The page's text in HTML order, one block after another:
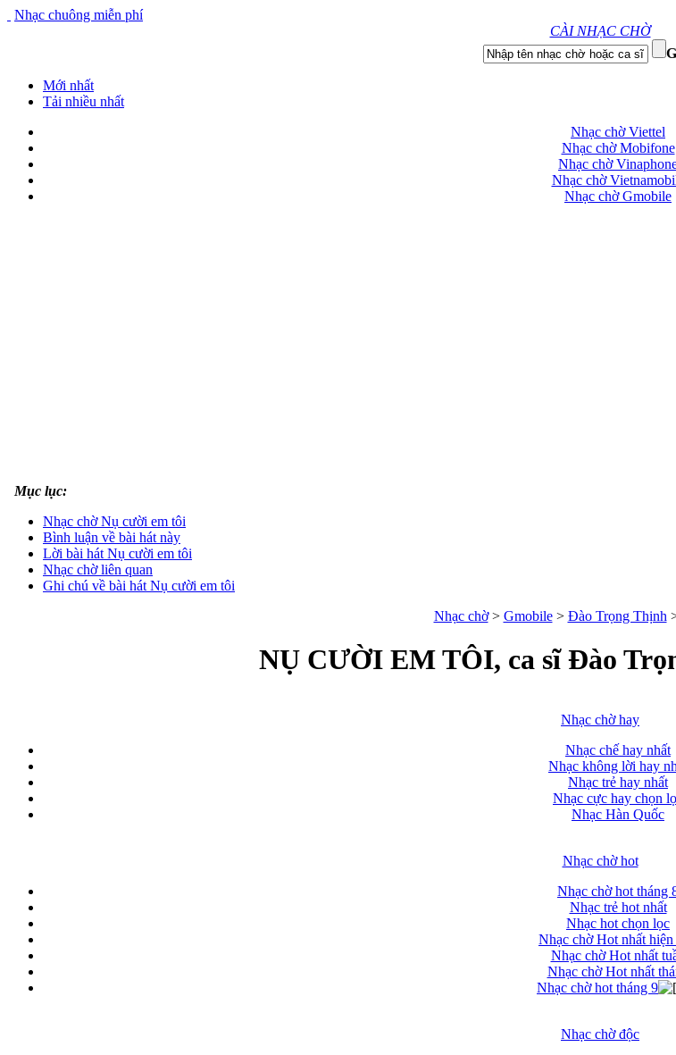
Nhạc chuông miễn phí
CÀI NHẠC CHỜ
Mới nhất
Tải nhiều nhất
Nhạc chờ Viettel
Nhạc chờ Mobifone
Nhạc chờ
Nhạc chờ
Nhạc chờ Gmobile
Mục lục:
Nhạc chờ Nụ cười em tôi
Bình luận về bài hát này
Lời bài hát Nụ cười em tôi
Nhạc chờ liên quan
Ghi chú về bài hát Nụ cười em tôi
Nhạc chờ> Gmobile> Đào Trọng Thịnh
NỤ CƯỜI EM TÔI, ca sĩ Đào
Nhạc chờ hay
Nhạc chế hay nhất
Nhạc không lời hay
Nhạc trẻ hay nhất
Nhạc cực hay chọn
Nhạc Hàn Quốc
Nhạc chờ hot
Nhạc chờ hot tháng
Nhạc trẻ hot nhất
Nhạc hot chọn lọc
Nhạc chờ Hot nhất hiện
Nhạc chờ Hot nhất
Nhạc chờ Hot nhất
Nhạc chờ hot tháng 9
Nhạc chờ độc